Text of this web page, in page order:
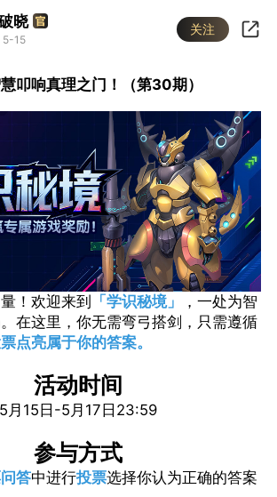
晓
5-15
关注
叩响真理之门！（第30期）
！欢迎来到 「学识秘境」
，一处为智
在这里，你无需弯弓搭剑，只需遵循
点亮属于你的答案。
活动时间
5月15日-5月17日23:59
参与方式
答中进行投票选择你认为正确的答案